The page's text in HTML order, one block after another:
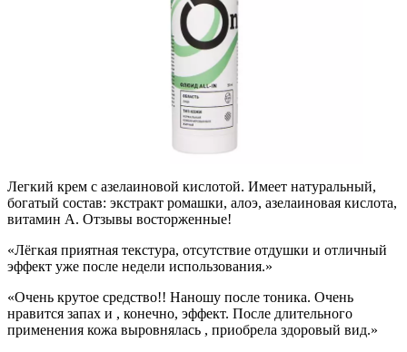
Легкий крем с азелаиновой кислотой. Имеет натуральный,
богатый состав: экстракт ромашки, алоэ, азелаиновая кислота,
витамин А. Отзывы восторженные!
«Лёгкая приятная текстура, отсутствие отдушки и отличный
эффект уже после недели использования.»
«Очень крутое средство!! Наношу после тоника. Очень
нравится запах и , конечно, эффект. После длительного
применения кожа выровнялась , приобрела здоровый вид.»